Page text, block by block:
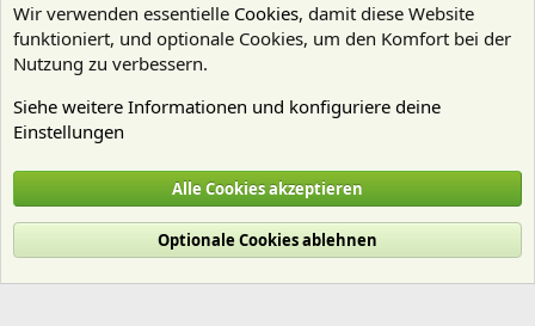
Cookies
Deutsch (Du)
Nutzungsbedingungen
Datenschutz Hilfe und Impressum
R
Wir verwenden essentielle Cookies, damit diese Website
funktioniert, und optionale Cookies, um den Komfort bei der
Nutzung zu verbessern.
Siehe weitere Informationen und konfiguriere deine
Einstellungen
Alle Cookies akzeptieren
Optionale Cookies ablehnen